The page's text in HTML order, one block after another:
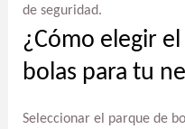
de seguridad.
¿Cómo elegir
bolas para tu
Seleccionar el parque de